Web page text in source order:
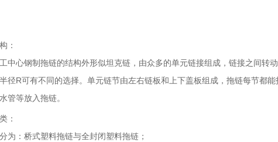
钢制拖链的结构外形似坦克链，由众多的单元链接组成，链接之间转动
径R可有不同的选择。单元链节由左右链板和上下盖板组成，拖链每节都
管等放入拖链。
：桥式塑料拖链与全封闭塑料拖链；